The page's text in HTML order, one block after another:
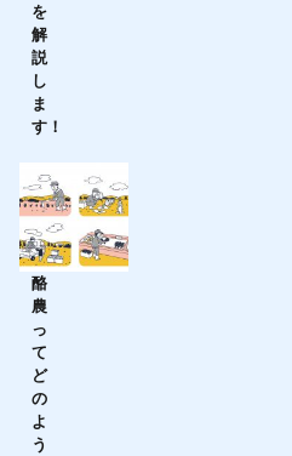
を
解
説
し
ま
す！
酪
農
っ
て
ど
の
よ
う